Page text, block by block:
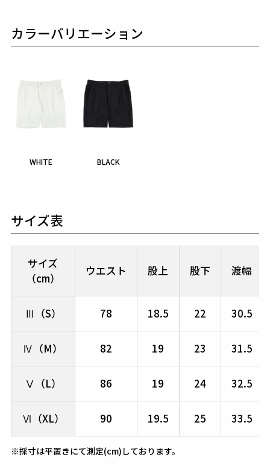
カラーバリエーション
WHITE BLACK
サイズ表
サイズ
（cm）
ウエスト 股上 股下 渡幅
Ⅲ（S） 78 18.5 22 30.5
Ⅳ（M） 82 19 23 31.5
Ⅴ（L） 86 19 24 32.5
Ⅵ（XL） 90 19.5 25 33.5
※採寸は平置きにて測定(cm)しております。